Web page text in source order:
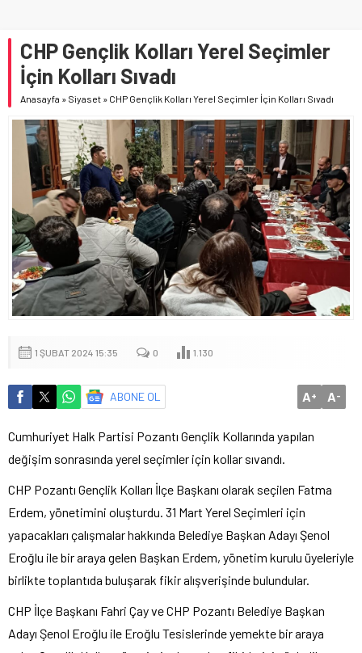
CHP Gençlik Kolları Yerel Seçimler
İçin Kolları Sıvadı
Anasayfa » Siyaset » CHP Gençlik Kolları Yerel Seçimler İçin Kolları Sıvadı
1 ŞUBAT 2024 15:35 0 1.130
ABONE OL A+ A-
Cumhuriyet Halk Partisi Pozantı Gençlik Kollarında yapılan
değişim sonrasında yerel seçimler için kollar sıvandı.
CHP Pozantı Gençlik Kolları İlçe Başkanı olarak seçilen Fatma
Erdem, yönetimini oluşturdu. 31 Mart Yerel Seçimleri için
yapacakları çalışmalar hakkında Belediye Başkan Adayı Şenol
Eroğlu ile bir araya gelen Başkan Erdem, yönetim kurulu üyeleriyle
birlikte toplantıda buluşarak fikir alışverişinde bulundular.
CHP İlçe Başkanı Fahri Çay ve CHP Pozantı Belediye Başkan
Adayı Şenol Eroğlu ile Eroğlu Tesislerinde yemekte bir araya